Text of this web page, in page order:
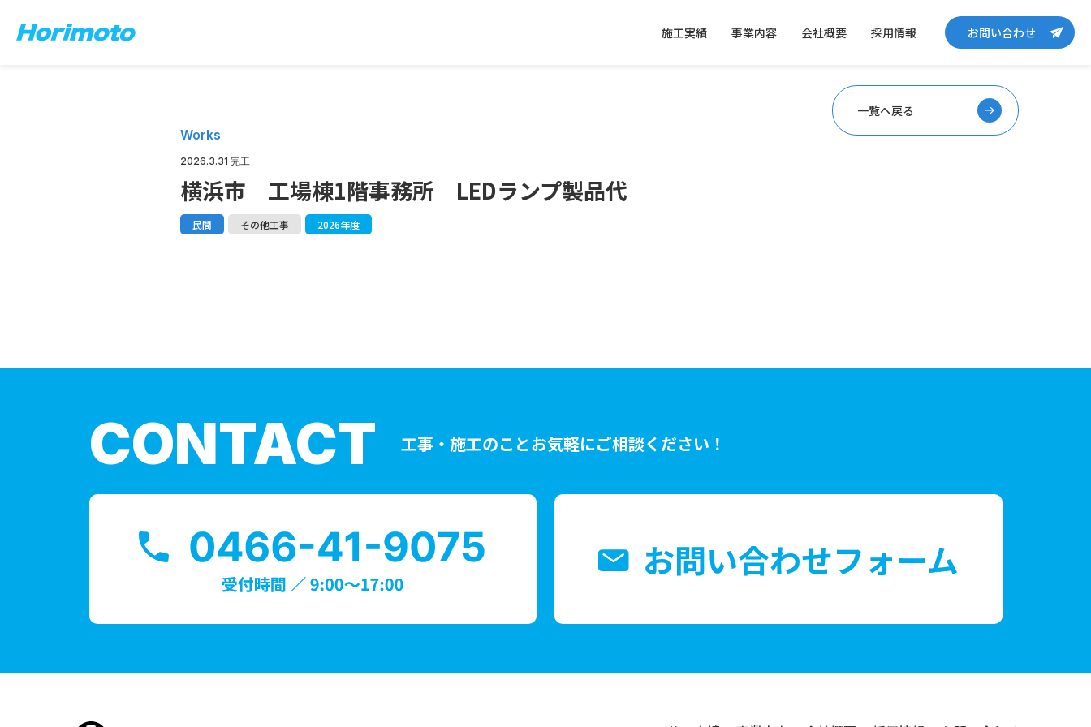
施工実績 事業内容 会社概要 採用情報 お問い合わせ
Works
2026.3.31 完工
横浜市 工場棟1階事務所 LEDランプ製品代
民間 その他工事 2026年度
一覧へ戻る
CONTACT 工事・施工のことお気軽にご相談ください！